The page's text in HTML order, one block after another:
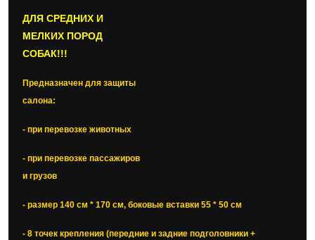
ДЛЯ СРЕДНИХ И
МЕЛКИХ ПОРОД
СОБАК!!!
Предназначен для защиты
салона:
- при перевозке животных
- при перевозке пассажиров
и грузов
- размер 140 см * 170 см, боковые вставки 55 * 50 см
- 8 точек крепления (передние и задние подголовники +